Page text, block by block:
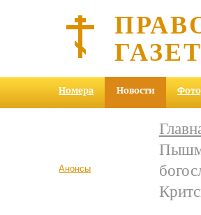
Номера Новости
Анонсы